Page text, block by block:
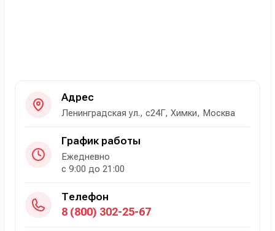
Адрес
Ленинградская ул., с24Г, Химки, Москва
График работы
Ежедневно
с 9:00 до 21:00
Телефон
8 (800) 302-25-67